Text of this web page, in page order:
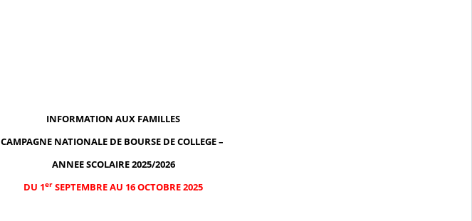
INFORMATION AUX FAMILLES
CAMPAGNE NATIONALE DE BOURSE DE COLLEGE –
ANNEE SCOLAIRE 2025/2026
DU 1er SEPTEMBRE AU 16 OCTOBRE 2025